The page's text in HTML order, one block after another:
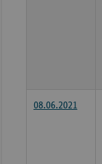
08.06.2021